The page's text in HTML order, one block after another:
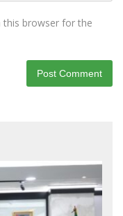
this browser for the